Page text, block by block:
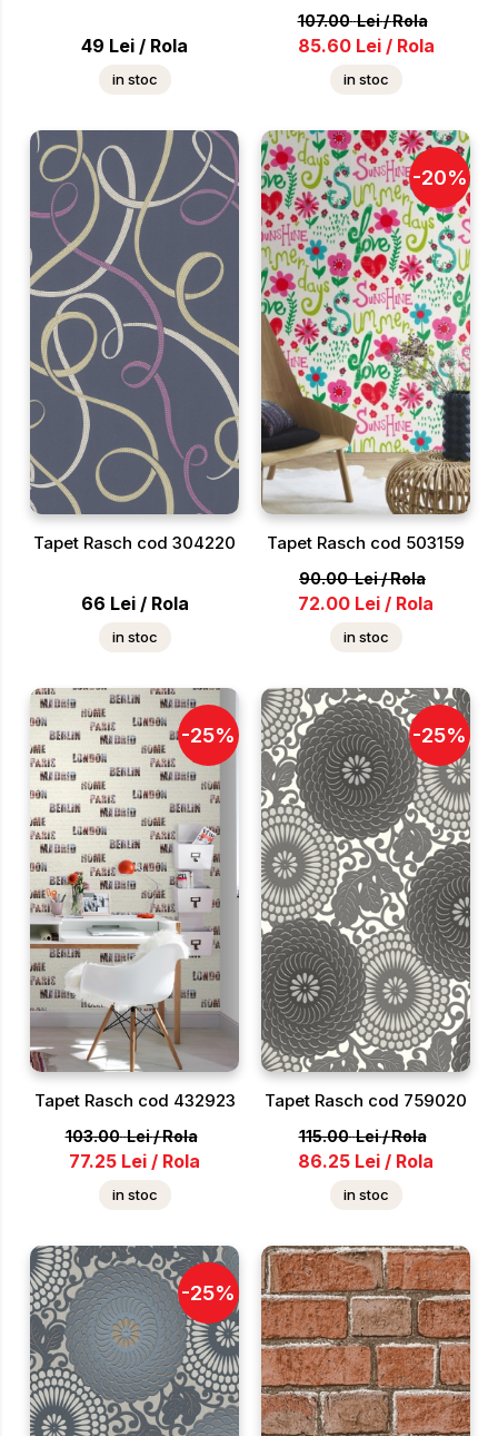
49 Lei / Rola
in stoc
107.00 Lei/Rola
85.60 Lei / Rola
in stoc
Tapet Rasch cod 304220
66 Lei / Rola
in stoc
-20%
Tapet Rasch cod 503159
90.00 Lei/Rola
72.00 Lei / Rola
in stoc
-25%
Tapet Rasch cod 432923
103.00 Lei/Rola
77.25 Lei / Rola
in stoc
-25%
Tapet Rasch cod 759020
115.00 Lei/Rola
86.25 Lei / Rola
in stoc
-25%